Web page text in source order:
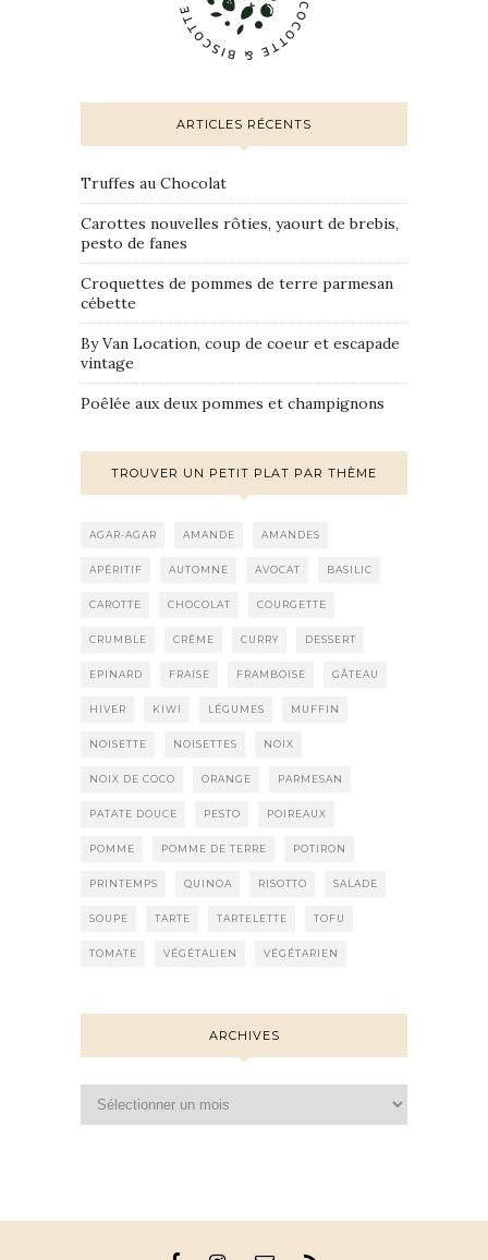
ARTICLES RÉCENTS
Truffes au Chocolat
Carottes nouvelles rôties, yaourt de brebis,
pesto de fanes
Croquettes de pommes de terre parmesan
cébette
By Van Location, coup de coeur et escapade
vintage
Poêlée aux deux pommes et champignons
TROUVER UN PETIT PLAT PAR THÈME
AGAR-AGAR AMANDE AMANDES
APÉRITIF AUTOMNE AVOCAT BASILIC
CAROTTE CHOCOLAT COURGETTE
CRUMBLE CRÈME CURRY DESSERT
EPINARD FRAISE FRAMBOISE GÂTEAU
HIVER KIWI LÉGUMES MUFFIN
NOISETTE NOISETTES NOIX
NOIX DE COCO ORANGE PARMESAN
PATATE DOUCE PESTO POIREAUX
POMME POMME DE TERRE POTIRON
PRINTEMPS QUINOA RISOTTO SALADE
SOUPE TARTE TARTELETTE TOFU
TOMATE VÉGÉTALIEN VÉGÉTARIEN
ARCHIVES